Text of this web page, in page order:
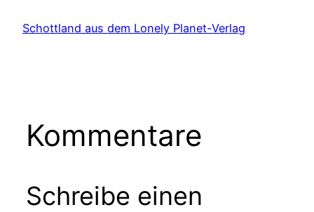
Schottland aus dem Lonely Planet-Verlag
Kommentare
Schreibe einen